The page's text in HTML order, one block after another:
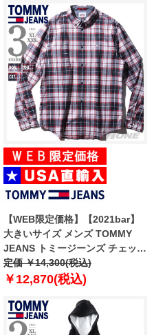
【WEB限定価格】【2021bar】
大きいサイズ メンズ TOMMY
JEANS トミージーンズ チェック
柄 長袖 ボタンダウン シャツ
USA直輸入 dm0dm10983
定価 ￥14,300(税込)
￥12,870(税込)